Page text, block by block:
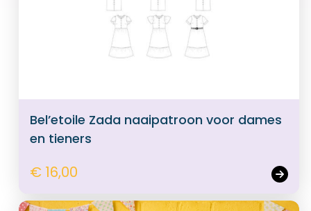
Bel’etoile Zada naaipatroon voor dames
en tieners
€ 16,00